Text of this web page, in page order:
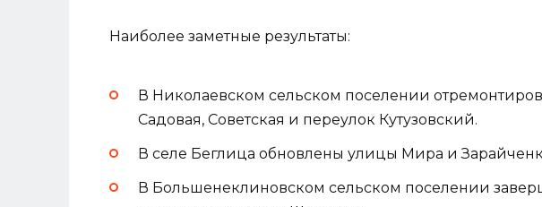
Наиболее заметные результаты:
В Николаевском сельском поселении
Садовая, Советская и переулок Кутузовский.
В селе Беглица обновлены улицы Мира и
В Большенеклиновском сельском поселении